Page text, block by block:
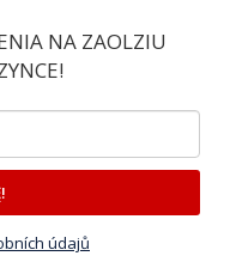
NA ZAOLZIU
údajů